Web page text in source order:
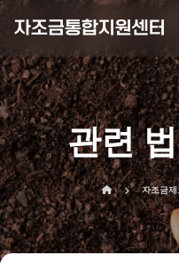
자조금통합지원센터
관련
홈으로 이동자조금제